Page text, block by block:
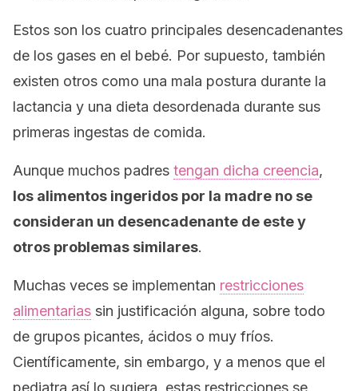
Estos son los cuatro principales desencadenantes
de los gases en el bebé. Por supuesto, también
existen otros como una mala postura durante la
lactancia y una dieta desordenada durante sus
primeras ingestas de comida.
Aunque muchos padres tengan dicha creencia,
los alimentos ingeridos por la madre no se
consideran un desencadenante de este y
otros problemas similares.
Muchas veces se implementan restricciones
alimentarias sin justificación alguna, sobre todo
de grupos picantes, ácidos o muy fríos.
Científicamente, sin embargo, y a menos que el
pediatra así lo sugiera, estas restricciones se